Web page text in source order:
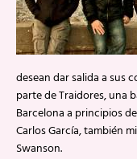
desean dar salida a sus
parte de Traidores, una
Barcelona a principios
Carlos García, también
Swanson.